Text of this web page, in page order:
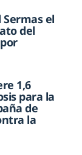
Sermas el
del
1,6
para la
de
la